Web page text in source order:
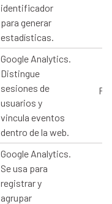
identificador
para generar
estadísticas.
Google Analytics.
Distingue
sesiones de
usuarios y
vincula eventos
dentro de la web.
Google Analytics.
Se usa para
registrar y
agrupar